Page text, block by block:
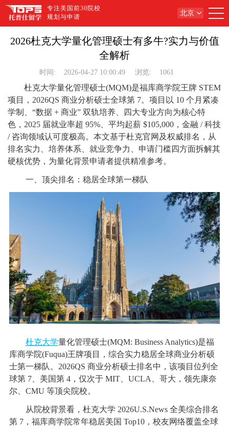
专注美国前30院校
规划与申请
北京
2026杜克大学量化管理硕士有多牛?实力与价值
全解析
时间: 2026-04-27 10:00:49 浏览: 1061
杜克大学量化管理硕士(MQM)是福库商学院王牌 STEM
项目，2026QS 商业分析硕士全球第 7。项目以 10 个月紧凑
学制、“数据 + 商业” 双轨培养、四大专业方向为核心特
色，2025 届就业率超 95%、平均起薪 $105,000，金融 / 科技
/ 咨询领域认可度极高。本文基于杜克官网及权威排名，从
排名实力、培养体系、就业竞争力、申请门槛四方面拆解其
硬核优势，为量化背景申请者提供精准参考。
一、顶尖排名：稳居全球第一梯队
杜克大学量化管理硕士(MQM: Business Analytics)是福
库商学院(Fuqua)王牌项目，综合实力稳居全球商业分析硕
士第一梯队。2026QS 商业分析硕士排名中，该项目位列全
球第 7、美国第 4，仅次于 MIT、UCLA、哥大，领先康奈
尔、CMU 等顶尖院校。
从院校背景看，杜克大学 2026U.S.News 全美综合排名
第 7，福库商学院常年稳居美国 Top10，校友网络覆盖全球